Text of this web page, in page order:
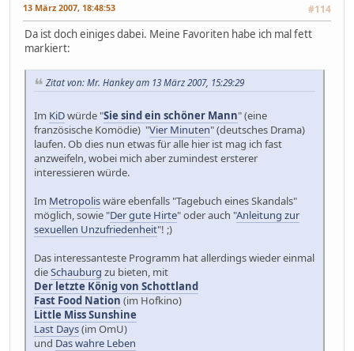
13 März 2007, 18:48:53 #114
Da ist doch einiges dabei. Meine Favoriten habe ich mal fett
markiert:
Zitat von: Mr. Hankey am 13 März 2007, 15:29:29
Im KiDwürde "Sie sind ein schöner Mann" (eine
französische Komödie) "Vier Minuten" (deutsches Drama)
laufen. Ob dies nun etwas für alle hier ist mag ich fast
anzweifeln, wobei mich aber zumindest ersterer
interessieren würde.
Im Metropoliswäre ebenfalls "Tagebuch eines Skandals"
möglich, sowie "Der gute Hirte" oder auch "Anleitung zur
sexuellen Unzufriedenheit"! ;)
Das interessanteste Programm hat allerdings wieder einmal
dieSchauburg zu bieten, mit
Der letzte König von Schottland
Fast Food Nation (im Hofkino)
Little Miss Sunshine
Last Days(im OmU)
und Das wahre Leben